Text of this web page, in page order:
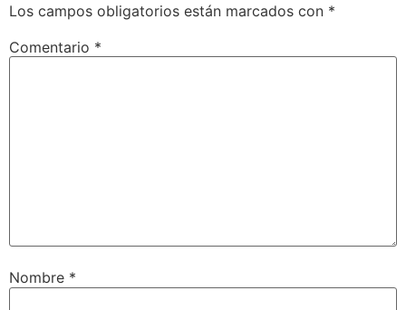
Los campos obligatorios están marcados con *
Comentario *
Nombre *